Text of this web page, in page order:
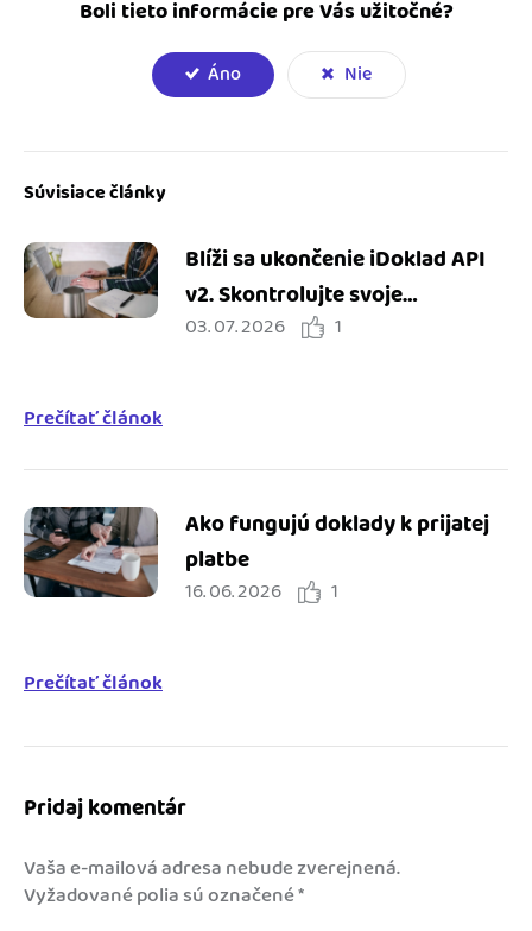
Boli tieto informácie pre Vás užitočné?
Áno Nie
Súvisiace články
Blíži sa ukončenie iDoklad API
v2. Skontrolujte svoje
integrácie
03. 07. 2026 1
Prečítať článok
Ako fungujú doklady k prijatej
platbe
16. 06. 2026 1
Prečítať článok
Pridaj komentár
Vaša e-mailová adresa nebude zverejnená.
Vyžadované polia sú označené*